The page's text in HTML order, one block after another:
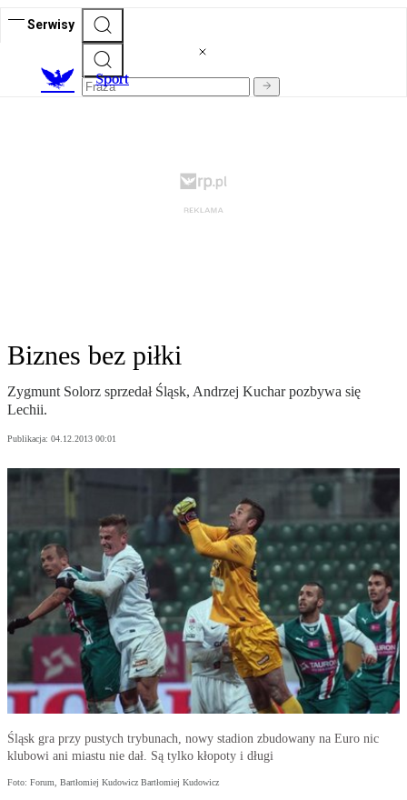
Serwisy
Sport
Biznes bez piłki
Zygmunt Solorz sprzedał Śląsk, Andrzej Kuchar pozbywa się
Lechii.
Publikacja: 04.12.2013 00:01
Śląsk gra przy pustych trybunach, nowy stadion zbudowany na Euro nic
klubowi ani miastu nie dał. Są tylko kłopoty i długi
Foto: Forum, Bartłomiej Kudowicz Bartłomiej Kudowicz